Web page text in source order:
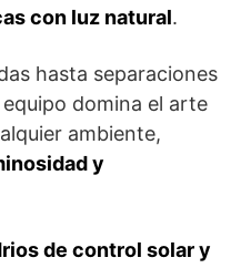
con luz natural.
hasta separaciones
domina el arte
ambiente,
y
de control solar y